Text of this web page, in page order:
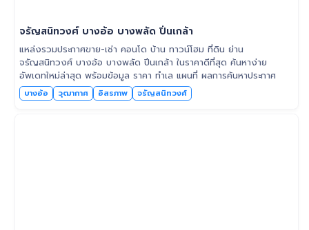
จรัญสนิทวงศ์ บางอ้อ บางพลัด ปิ่นเกล้า
แหล่งรวมประกาศขาย-เช่า คอนโด บ้าน ทาวน์โฮม ที่ดิน ย่าน
จรัญสนิทวงศ์ บางอ้อ บางพลัด ปิ่นเกล้า ในราคาดีที่สุด ค้นหาง่าย
อัพเดทใหม่ล่าสุด พร้อมข้อมูล ราคา ทำเล แผนที่ ผลการค้นหาประกาศ
บางอ้อ วุฒากาศ อิสรภาพ จรัญสนิทวงศ์